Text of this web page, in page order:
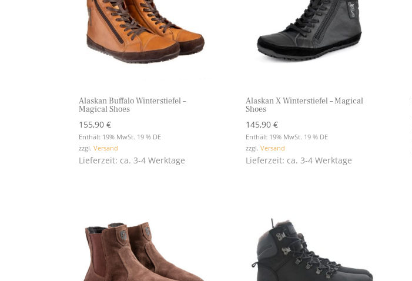
Alaskan Buffalo Winterstiefel –
Magical Shoes
155,90€
Enthält 19% MwSt. 19 % DE
zzgl.Versand
Lieferzeit: ca. 3-4 Werktage
Alaskan X Winterstiefel – Magical
Shoes
145,90 €
Enthält 19% MwSt. 19 % DE
zzgl. Versand
Lieferzeit: ca. 3-4 Werktage